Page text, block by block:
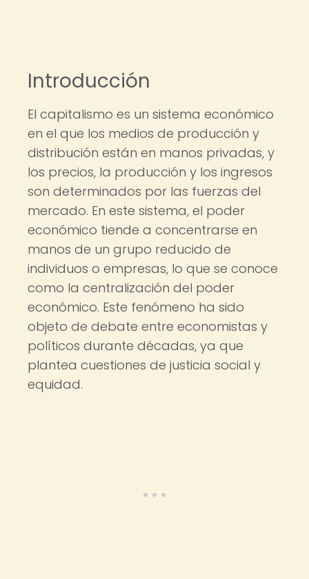
Introducción
El capitalismo es un sistema económico
en el que los medios de producción y
distribución están en manos privadas, y
los precios, la producción y los ingresos
son determinados por las fuerzas del
mercado. En este sistema, el poder
económico tiende a concentrarse en
manos de un grupo reducido de
individuos o empresas, lo que se conoce
como la centralización del poder
económico. Este fenómeno ha sido
objeto de debate entre economistas y
políticos durante décadas, ya que
plantea cuestiones de justicia social y
equidad.